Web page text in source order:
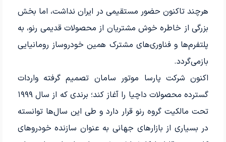
هرچند تاکنون حضور مستقیمی در ایران نداشت، اما بخش
بزرگی از خاطره خوش مشتریان از محصولات قدیمی رنو، به
پلتفرم‌ها و فناوری‌های مشترک همین خودروساز رومانیایی
بازمی‌گردد.
اکنون شرکت پارسا موتور سامان تصمیم گرفته واردات
گسترده محصولات داچیا را آغاز کند؛ برندی که از سال ۱۹۹۹
تحت مالکیت گروه رنو قرار دارد و طی این سال‌ها توانسته
در بسیاری از بازارهای جهانی به عنوان سازنده خودروهای